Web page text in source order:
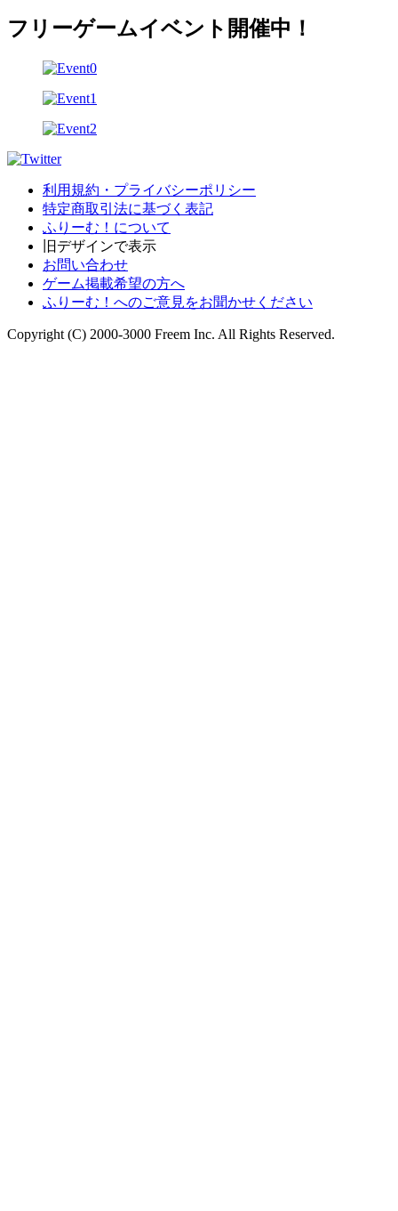
フリーゲームイベント開催中！
利用規約・プライバシーポリシー
特定商取引法に基づく表記
ふりーむ！について
旧デザインで表示
お問い合わせ
ゲーム掲載希望の方へ
ふりーむ！へのご意見をお聞かせください
Copyright (C) 2000-3000 Freem Inc. All Rights Reserved.